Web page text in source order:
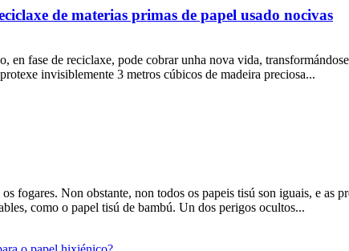
de materias primas de papel usado nocivas
en fase de reciclaxe, pode cobrar unha nova vida,
invisiblemente 3 metros cúbicos de madeira preciosa...
fogares. Non obstante, non todos os papeis tisú son iguais, e as
como o papel tisú de bambú. Un dos perigos ocultos...